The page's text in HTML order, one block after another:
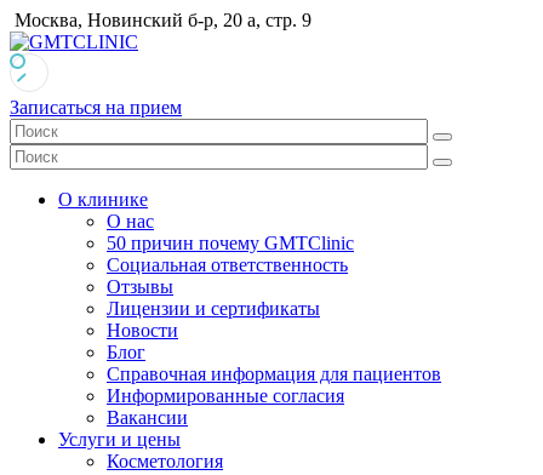
Москва, Новинский б-р, 20 а, стр. 9
Записаться на прием
О клинике
О нас
50 причин почему GMTClinic
Социальная ответственность
Отзывы
Лицензии и сертификаты
Новости
Блог
Справочная информация для пациентов
Информированные согласия
Вакансии
Услуги и цены
Косметология